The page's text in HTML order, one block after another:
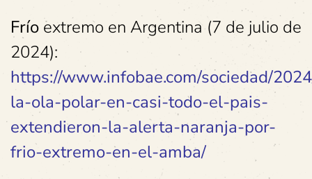
Frío extremo en Argentina (7 de julio de
2024):
https://www.infobae.com/sociedad/
la-ola-polar-en-casi-todo-el-pais-
extendieron-la-alerta-naranja-por-
frio-extremo-en-el-amba/